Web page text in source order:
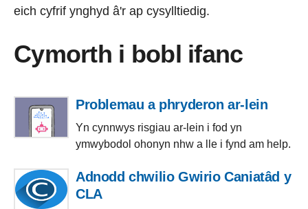
eich cyfrif ynghyd â'r ap cysylltiedig.
Cymorth i bobl ifanc
Problemau a phryderon ar-lein
Yn cynnwys risgiau ar-lein i fod yn
ymwybodol ohonyn nhw a lle i fynd am help.
Adnodd chwilio Gwirio Caniatâd y
CLA